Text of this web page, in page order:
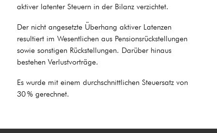
aktiver latenter Steuern in der Bilanz verzichtet.
Der nicht angesetzte Überhang aktiver Latenzen
resultiert im Wesentlichen aus Pensionsrückstellungen
sowie sonstigen Rückstellungen. Darüber hinaus
bestehen Verlustvorträge.
Es wurde mit einem durchschnittlichen Steuersatz von
30 % gerechnet.